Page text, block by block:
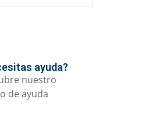
ayuda?
nuestro
de ayuda